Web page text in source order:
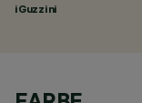
iGuzzini